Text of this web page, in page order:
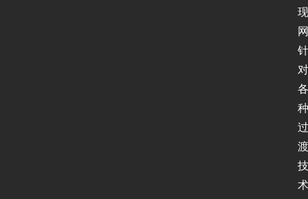
现
网
针
对
各
种
过
渡
技
术